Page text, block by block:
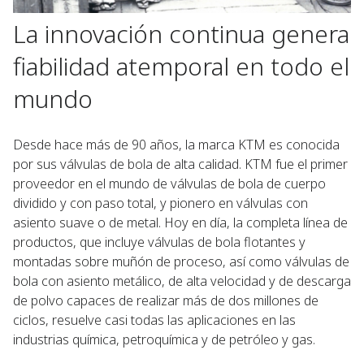
La innovación continua genera
fiabilidad atemporal en todo el
mundo
Desde hace más de 90 años, la marca KTM es conocida
por sus válvulas de bola de alta calidad. KTM fue el primer
proveedor en el mundo de válvulas de bola de cuerpo
dividido y con paso total, y pionero en válvulas con
asiento suave o de metal. Hoy en día, la completa línea de
productos, que incluye válvulas de bola flotantes y
montadas sobre muñón de proceso, así como válvulas de
bola con asiento metálico, de alta velocidad y de descarga
de polvo capaces de realizar más de dos millones de
ciclos, resuelve casi todas las aplicaciones en las
industrias química, petroquímica y de petróleo y gas.